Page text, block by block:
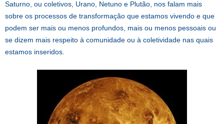
Saturno, ou coletivos, Urano, Netuno e Plutão, nos falam mais
sobre os processos de transformação que estamos vivendo e que
podem ser mais ou menos profundos, mais ou menos pessoais ou
se dizem mais respeito à comunidade ou à coletividade nas quais
estamos inseridos.